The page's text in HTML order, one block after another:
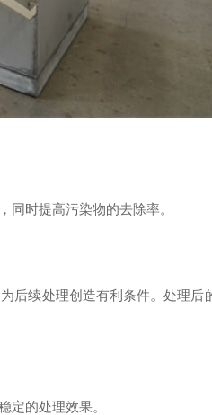
时提高污染物的去除率。
后续处理创造有利条件。处理后
定的处理效果。